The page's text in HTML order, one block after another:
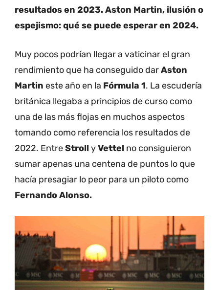
resultados en 2023. Aston Martin, ilusión o
espejismo: qué se puede esperar en 2024.
Muy pocos podrían llegar a vaticinar el gran
rendimiento que ha conseguido darAston
Martin este año en la Fórmula 1. La escudería
británica llegaba a principios de curso como
una de las más flojas en muchos aspectos
tomando como referencia los resultados de
2022. EntreStroll yVettel no consiguieron
sumar apenas una centena de puntos lo que
hacía presagiar lo peor para un piloto como
Fernando Alonso.